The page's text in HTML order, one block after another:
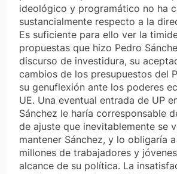
ideológico y programático no ha
sustancialmente respecto a la
Es suficiente para ello ver la
propuestas que hizo Pedro
discurso de investidura, su
cambios de los presupuestos del
su genuflexión ante los poderes
UE. Una eventual entrada de UP
Sánchez le haría corresponsable
de ajuste que inevitablemente se
mantener Sánchez, y lo obligaría
millones de trabajadores y
alcance de su política. La